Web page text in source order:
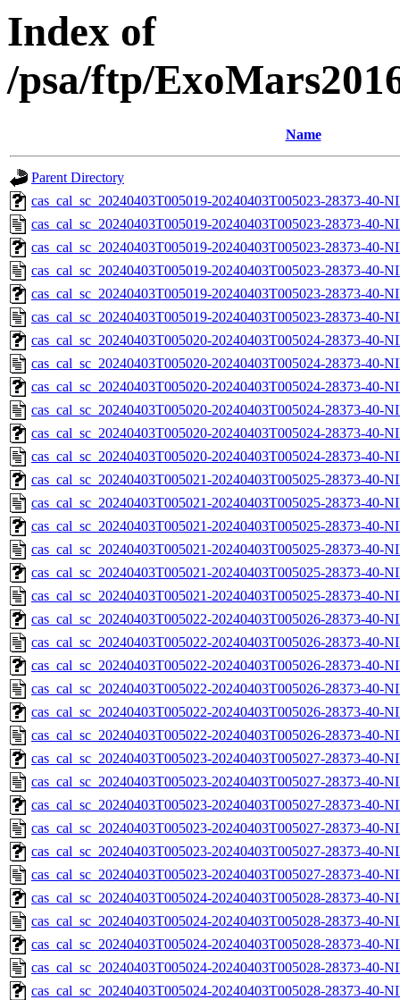
Index of
/psa/ftp/
Name
Parent Directory
cas_cal_sc_20240403T005019-20240403T005023-28373-40-
cas_cal_sc_20240403T005019-20240403T005023-28373-40-
cas_cal_sc_20240403T005019-20240403T005023-28373-40-
cas_cal_sc_20240403T005019-20240403T005023-28373-40-
cas_cal_sc_20240403T005019-20240403T005023-28373-40-
cas_cal_sc_20240403T005019-20240403T005023-28373-40-
cas_cal_sc_20240403T005020-20240403T005024-28373-40-
cas_cal_sc_20240403T005020-20240403T005024-28373-40-
cas_cal_sc_20240403T005020-20240403T005024-28373-40-
cas_cal_sc_20240403T005020-20240403T005024-28373-40-
cas_cal_sc_20240403T005020-20240403T005024-28373-40-
cas_cal_sc_20240403T005020-20240403T005024-28373-40-
cas_cal_sc_20240403T005021-20240403T005025-28373-40-
cas_cal_sc_20240403T005021-20240403T005025-28373-40-
cas_cal_sc_20240403T005021-20240403T005025-28373-40-
cas_cal_sc_20240403T005021-20240403T005025-28373-40-
cas_cal_sc_20240403T005021-20240403T005025-28373-40-
cas_cal_sc_20240403T005021-20240403T005025-28373-40-
cas_cal_sc_20240403T005022-20240403T005026-28373-40-
cas_cal_sc_20240403T005022-20240403T005026-28373-40-
cas_cal_sc_20240403T005022-20240403T005026-28373-40-
cas_cal_sc_20240403T005022-20240403T005026-28373-40-
cas_cal_sc_20240403T005022-20240403T005026-28373-40-
cas_cal_sc_20240403T005022-20240403T005026-28373-40-
cas_cal_sc_20240403T005023-20240403T005027-28373-40-
cas_cal_sc_20240403T005023-20240403T005027-28373-40-
cas_cal_sc_20240403T005023-20240403T005027-28373-40-
cas_cal_sc_20240403T005023-20240403T005027-28373-40-
cas_cal_sc_20240403T005023-20240403T005027-28373-40-
cas_cal_sc_20240403T005023-20240403T005027-28373-40-
cas_cal_sc_20240403T005024-20240403T005028-28373-40-
cas_cal_sc_20240403T005024-20240403T005028-28373-40-
cas_cal_sc_20240403T005024-20240403T005028-28373-40-
cas_cal_sc_20240403T005024-20240403T005028-28373-40-
cas_cal_sc_20240403T005024-20240403T005028-28373-40-